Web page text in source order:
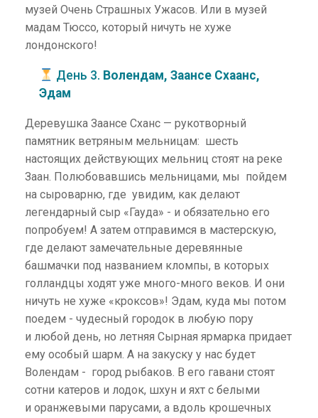
музей Очень Страшных Ужасов. Или в музей
мадам Тюссо, который ничуть не хуже
лондонского!
День 3. Волендам, Заансе Схаанс,
Эдам
Деревушка Заансе Сханс — рукотворный
памятник ветряным мельницам: шесть
настоящих действующих мельниц стоят на реке
Заан. Полюбовавшись мельницами, мы пойдем
на сыроварню, где увидим, как делают
легендарный сыр «Гауда» - и обязательно его
попробуем! А затем отправимся в мастерскую,
где делают замечательные деревянные
башмачки под названием кломпы, в которых
голландцы ходят уже много-много веков. И они
ничуть не хуже «кроксов»! Эдам, куда мы потом
поедем - чудесный городок в любую пору
и любой день, но летняя Сырная ярмарка придает
ему особый шарм. А на закуску у нас будет
Волендам - город рыбаков. В его гавани стоят
сотни катеров и лодок, шхун и яхт с белыми
и оранжевыми парусами, а вдоль крошечных